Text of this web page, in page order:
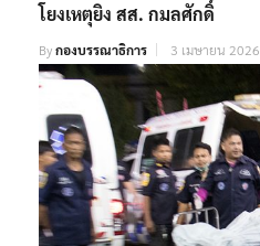
โยงเหตุยิง สส. กมลศักดิ์
Byกองบรรณาธิการ 3 เมษายน 2026